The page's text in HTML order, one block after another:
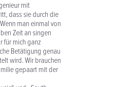
mit
dass sie durch die
man einmal von
Zeit an singen
für mich ganz
Betätigung genau
wird. Wir brauchen
gepaart mit der